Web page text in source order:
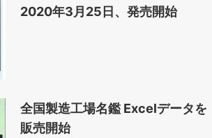
2020年3月25日、発売開始
全国製造工場名鑑 Excelデータを
販売開始